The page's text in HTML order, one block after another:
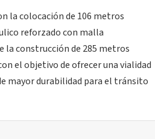
la colocación de 106 metros
reforzado con malla
la construcción de 285 metros
el objetivo de ofrecer una vialidad
mayor durabilidad para el tránsito